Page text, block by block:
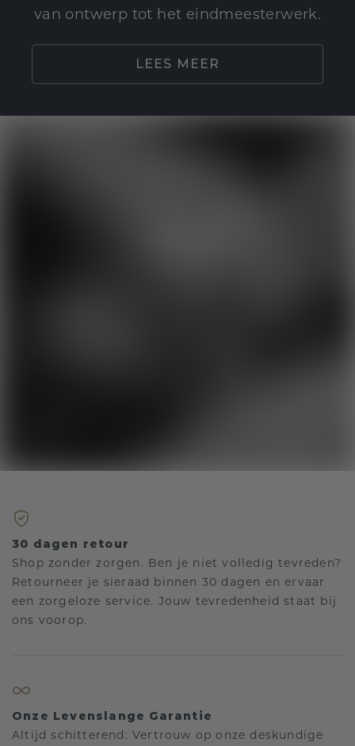
van ontwerp tot het eindmeesterwerk.
LEES MEER
30 dagen retour
Shop zonder zorgen. Ben je niet volledig tevreden?
Retourneer je sieraad binnen 30 dagen en ervaar
een zorgeloze service. Jouw tevredenheid staat bij
ons voorop.
Onze Levenslange Garantie
Altijd schitterend: Vertrouw op onze deskundige